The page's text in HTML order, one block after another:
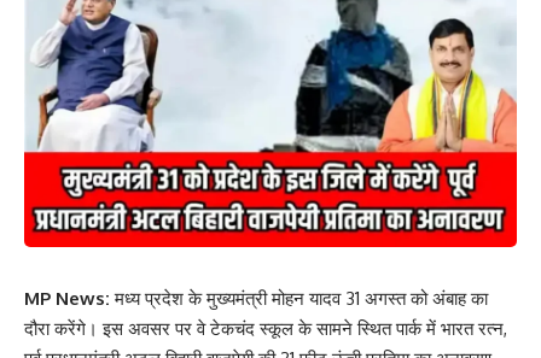
MP News:मध्य प्रदेश के मुख्यमंत्री मोहन यादव 31 अगस्त को अंबाह का
दौरा करेंगे। इस अवसर पर वे टेकचंद स्कूल के सामने स्थित पार्क में भारत रत्न,